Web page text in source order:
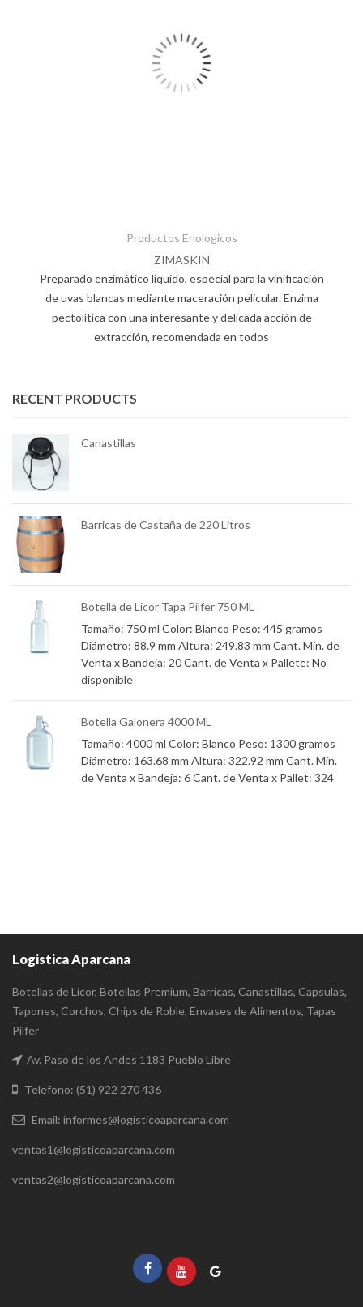
Productos Enologicos
ZIMASKIN
Preparado enzimático líquido, especial para la vinificación
de uvas blancas mediante maceración pelicular. Enzima
pectolítica con una interesante y delicada acción de
extracción, recomendada en todos
RECENT PRODUCTS
Canastillas
Barricas de Castaña de 220 Litros
Botella de Licor Tapa Pilfer 750 ML
Tamaño: 750 ml Color: Blanco Peso: 445 gramos
Diámetro: 88.9 mm Altura: 249.83 mm Cant. Mín. de
Venta x Bandeja: 20 Cant. de Venta x Pallete: No
disponible
Botella Galonera 4000 ML
Tamaño: 4000 ml Color: Blanco Peso: 1300 gramos
Diámetro: 163.68 mm Altura: 322.92 mm Cant. Mín.
de Venta x Bandeja: 6 Cant. de Venta x Pallet: 324
Logistica Aparcana
Botellas de Licor, Botellas Premium, Barricas, Canastillas, Capsulas,
Tapones, Corchos, Chips de Roble, Envases de Alimentos, Tapas
Pilfer
Av. Paso de los Andes 1183 Pueblo Libre
Telefono: (51) 922 270 436
Email: informes@logisticoaparcana.com
ventas1@logisticoaparcana.com
ventas2@logisticoaparcana.com